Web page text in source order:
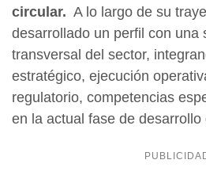
circular. A lo largo de su
desarrollado un perfil con una
transversal del sector,
estratégico, ejecución
regulatorio, competencias
en la actual fase de desarrollo